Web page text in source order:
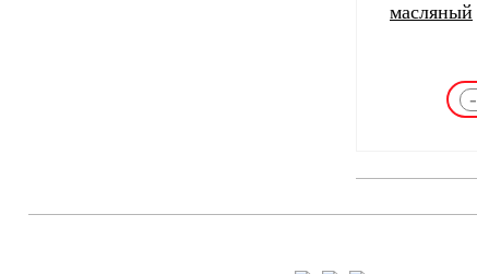
масляный
-